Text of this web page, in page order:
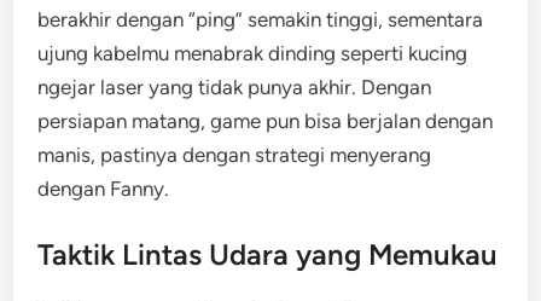
berakhir dengan “ping” semakin tinggi, sementara
ujung kabelmu menabrak dinding seperti kucing
ngejar laser yang tidak punya akhir. Dengan
persiapan matang, game pun bisa berjalan dengan
manis, pastinya dengan strategi menyerang
dengan Fanny.
Taktik Lintas Udara yang Memukau